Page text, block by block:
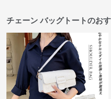
チェーン バッグトートのお